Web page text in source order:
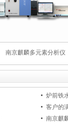
南京麒麟多元素分析仪
炉前铁
客户的
南京麒